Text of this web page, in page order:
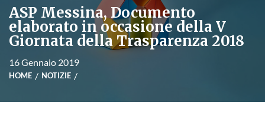
ASP Messina, Documento
elaborato in occasione della V
Giornata della Trasparenza 2018
16 Gennaio 2019
HOME NOTIZIE